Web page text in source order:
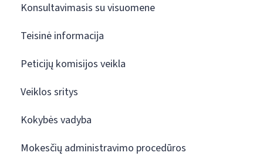
Konsultavimasis su visuomene
Teisinė informacija
Peticijų komisijos veikla
Veiklos sritys
Kokybės vadyba
Mokesčių administravimo procedūros